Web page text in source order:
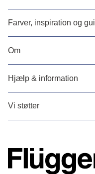
Farver, inspiration og
Om
Hjælp & information
Vi støtter